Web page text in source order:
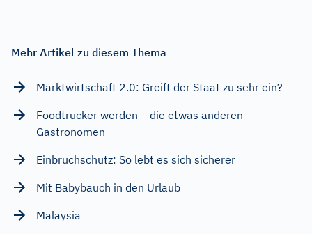
Mehr Artikel zu diesem Thema
Marktwirtschaft 2.0: Greift der Staat zu sehr ein?
Foodtrucker werden – die etwas anderen
Gastronomen
Einbruchschutz: So lebt es sich sicherer
Mit Babybauch in den Urlaub
Malaysia